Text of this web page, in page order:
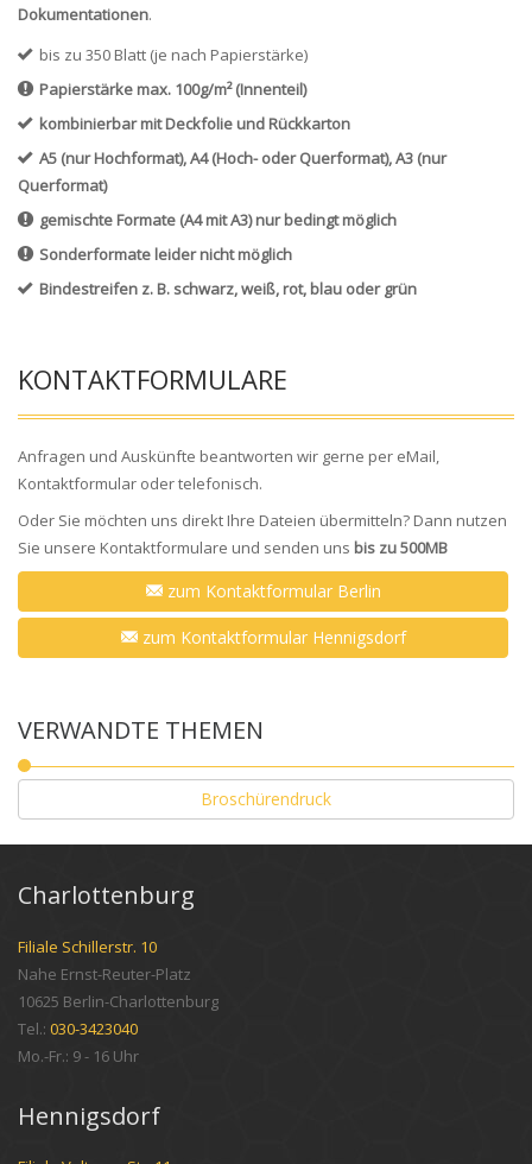
Dokumentationen.
bis zu 350 Blatt (je nach Papierstärke)
Papierstärke max. 100g/m² (Innenteil)
kombinierbar mit Deckfolie und Rückkarton
A5 (nur Hochformat), A4 (Hoch- oder Querformat), A3 (nur
Querformat)
gemischte Formate (A4 mit A3) nur bedingt möglich
Sonderformate leider nicht möglich
Bindestreifen z. B. schwarz, weiß, rot, blau oder grün
KONTAKTFORMULARE
Anfragen und Auskünfte beantworten wir gerne per eMail,
Kontaktformular oder telefonisch.
Oder Sie möchten uns direkt Ihre Dateien übermitteln? Dann nutzen
Sie unsere Kontaktformulare und senden uns bis zu 500MB
zum Kontaktformular Berlin
zum Kontaktformular Hennigsdorf
VERWANDTE THEMEN
Broschürendruck
Charlottenburg
Filiale Schillerstr. 10
Nahe Ernst-Reuter-Platz
10625 Berlin-Charlottenburg
Tel.: 030-3423040
Mo.-Fr.: 9 - 16 Uhr
Hennigsdorf